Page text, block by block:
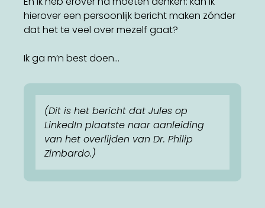
hierover een persoonlijk bericht maken zónder
dat het te veel over mezelf gaat?
Ik ga m’n best doen…
(Dit is het bericht dat Jules op
LinkedIn plaatste naar aanleiding
van het overlijden van Dr. Philip
Zimbardo.)